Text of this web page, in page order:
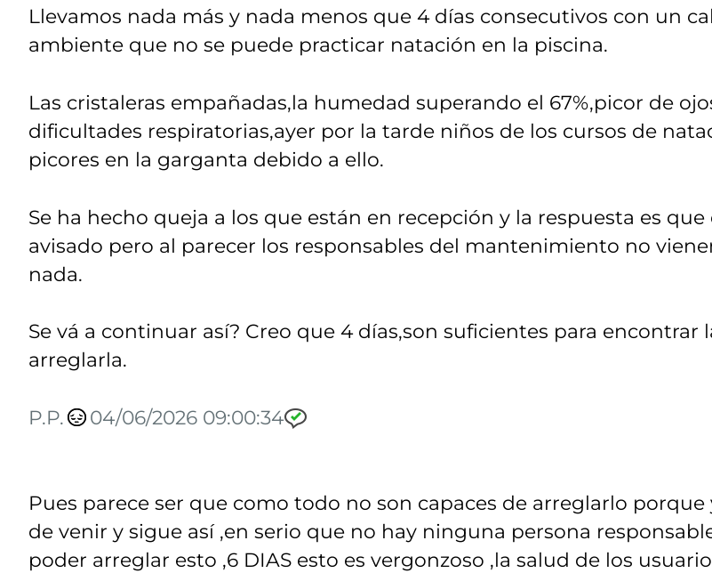
Llevamos nada más y nada menos que 4 días consecutivos con un
ambiente que no se puede practicar natación en la piscina.
Las cristaleras empañadas,la humedad superando el 67%,picor de
dificultades respiratorias,ayer por la tarde niños de los cursos de
picores en la garganta debido a ello.
Se ha hecho queja a los que están en recepción y la respuesta es que
avisado pero al parecer los responsables del mantenimiento no
nada.
Se vá a continuar así? Creo que 4 días,son suficientes para encontrar
arreglarla.
P.P. 04/06/2026 09:00:34
Pues parece ser que como todo no son capaces de arreglarlo porque
de venir y sigue así ,en serio que no hay ninguna persona
poder arreglar esto ,6 DIAS esto es vergonzoso ,la salud de los